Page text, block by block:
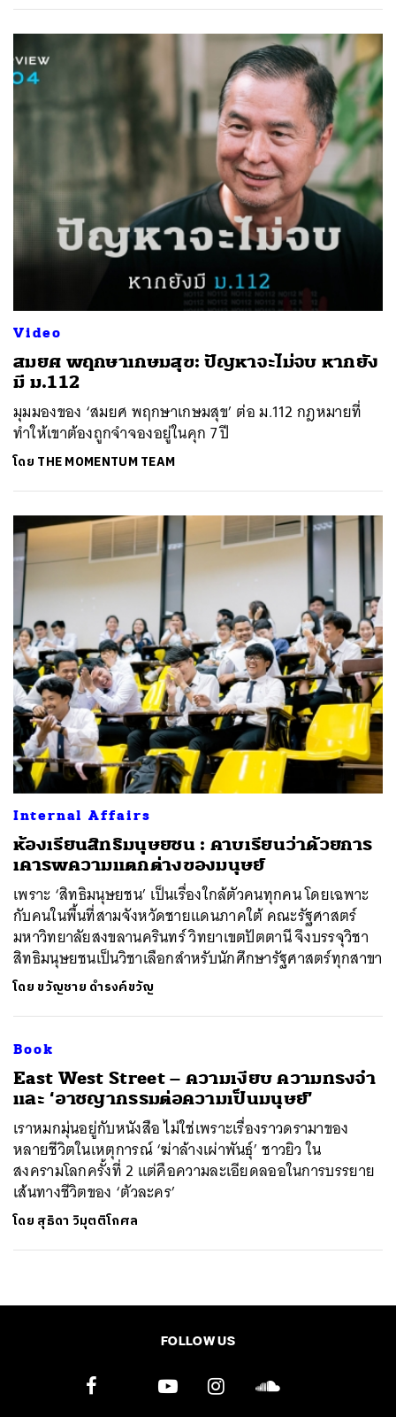
Video
สมยศ พฤกษาเกษมสุข: ปัญหาจะไม่จบ หากยัง
มี ม.112
มุมมองของ ‘สมยศ พฤกษาเกษมสุข’ ต่อ ม.112 กฎหมายที่
ทำให้เขาต้องถูกจำจองอยู่ในคุก 7 ปี
โดย THE MOMENTUM TEAM
Internal Affairs
ห้องเรียนสิทธิมนุษยชน : คาบเรียนว่าด้วยการ
เคารพความแตกต่างของมนุษย์
เพราะ ‘สิทธิมนุษยชน’ เป็นเรื่องใกล้ตัวคนทุกคน โดยเฉพาะ
กับคนในพื้นที่สามจังหวัดชายแดนภาคใต้ คณะรัฐศาสตร์
มหาวิทยาลัยสงขลานครินทร์ วิทยาเขตปัตตานี จึงบรรจุวิชา
สิทธิมนุษยชนเป็นวิชาเลือกสำหรับนักศึกษารัฐศาสตร์ทุกสาขา
โดย ขวัญชาย ดำรงค์ขวัญ
Book
East West Street – ความเงียบ ความทรงจำ
และ ‘อาชญากรรมต่อความเป็นมนุษย์’
เราหมกมุ่นอยู่กับหนังสือ ไม่ใช่เพราะเรื่องราวดรามาของ
หลายชีวิตในเหตุการณ์ ‘ฆ่าล้างเผ่าพันธุ์’ ชาวยิว ใน
สงครามโลกครั้งที่ 2 แต่คือความละเอียดลออในการบรรยาย
เส้นทางชีวิตของ ‘ตัวละคร’
โดย สุธิดา วิมุตติโกศล
FOLLOW US